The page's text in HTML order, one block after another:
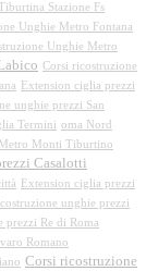
Stazione Fs
Unghie Metro Fontana
Unghie Metro
Corsi ricostruzione
Extension ciglia prezzi
unghie prezzi San
Termini oma Nord
Monti Tiburtino
Casalotti
Extension ciglia prezzi
unghie prezzi
prezzi Re di Roma
Romano
Corsi ricostruzione